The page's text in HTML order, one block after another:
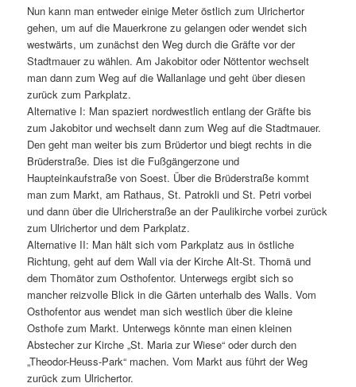
Nun kann man entweder einige Meter östlich zum Ulrichertor
gehen, um auf die Mauerkrone zu gelangen oder wendet sich
westwärts, um zunächst den Weg durch die Gräfte vor der
Stadtmauer zu wählen. Am Jakobitor oder Nöttentor wechselt
man dann zum Weg auf die Wallanlage und geht über diesen
zurück zum Parkplatz.
Alternative I: Man spaziert nordwestlich entlang der Gräfte bis
zum Jakobitor und wechselt dann zum Weg auf die Stadtmauer.
Den geht man weiter bis zum Brüdertor und biegt rechts in die
Brüderstraße. Dies ist die Fußgängerzone und
Haupteinkaufstraße von Soest. Über die Brüderstraße kommt
man zum Markt, am Rathaus, St. Patrokli und St. Petri vorbei
und dann über die Ulricherstraße an der Paulikirche vorbei zurück
zum Ulrichertor und dem Parkplatz.
Alternative II: Man hält sich vom Parkplatz aus in östliche
Richtung, geht auf dem Wall via der Kirche Alt-St. Thomä und
dem Thomätor zum Osthofentor. Unterwegs ergibt sich so
mancher reizvolle Blick in die Gärten unterhalb des Walls. Vom
Osthofentor aus wendet man sich westlich über die kleine
Osthofe zum Markt. Unterwegs könnte man einen kleinen
Abstecher zur Kirche „St. Maria zur Wiese“ oder durch den
„Theodor-Heuss-Park“ machen. Vom Markt aus führt der Weg
zurück zum Ulrichertor.